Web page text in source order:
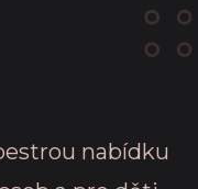
nabídku